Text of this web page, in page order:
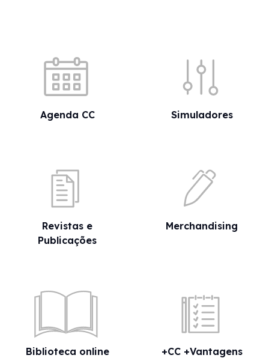
Agenda CC Simuladores
Revistas e
Publicações
Merchandising
Biblioteca online +CC +Vantagens